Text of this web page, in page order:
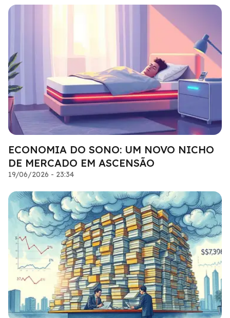
ECONOMIA DO SONO: UM NOVO NICHO
DE MERCADO EM ASCENSÃO
19/06/2026 - 23:34